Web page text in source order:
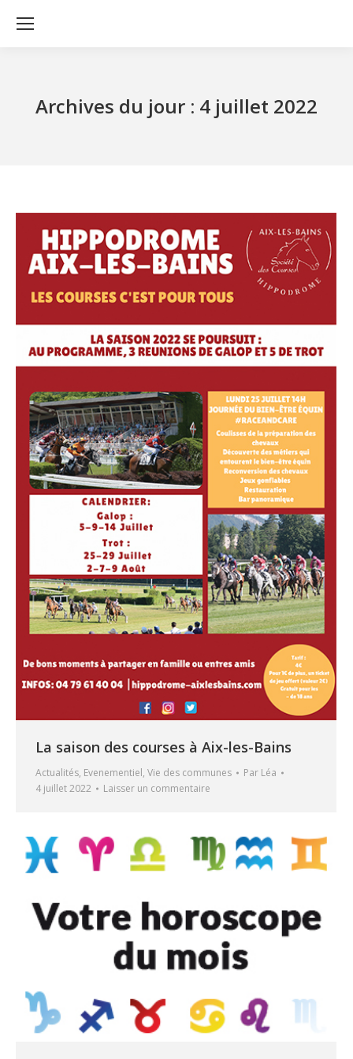
Archives du jour : 4 juillet 2022
La saison des courses à Aix-les-Bains
Actualités, Evenementiel, Vie des communes Par Léa
4 juillet 2022
Laisser un commentaire